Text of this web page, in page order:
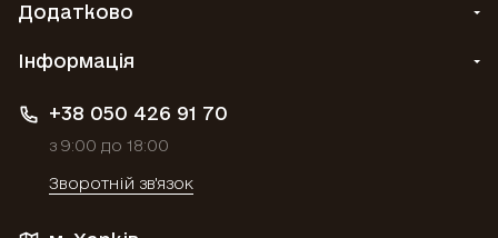
Додатково
Інформація
+38 050 426 91 70
з 9:00 до 18:00
Зворотній зв'язок